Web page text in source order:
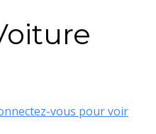
vous pour voir